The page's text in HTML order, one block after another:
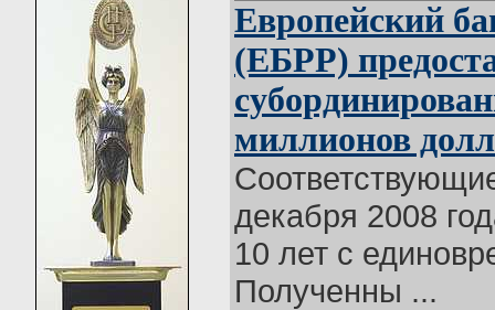
Европейский
(ЕБРР)
миллионов
декабря 2008
10 лет c
Полученны ...